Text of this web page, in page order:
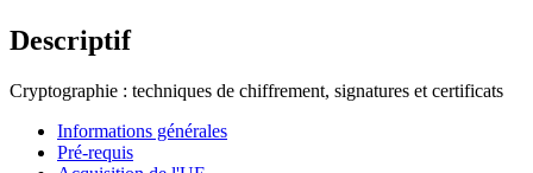
Descriptif
Cryptographie : techniques de chiffrement, signatures et certificats
Informations générales
Pré-requis